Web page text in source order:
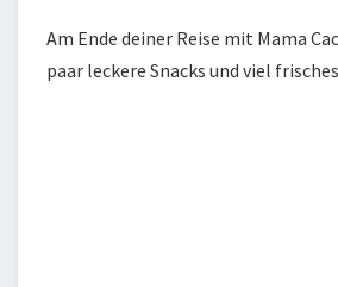
Am Ende deiner Reise mit Mama
paar leckere Snacks und viel